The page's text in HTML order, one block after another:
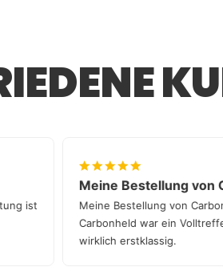
gerne
unserer
ist
Meine Bestellung
Meine Bestellung von
Carbonheld war ein
wirklich erstklassig.